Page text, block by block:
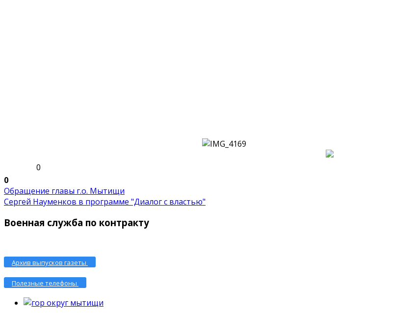
0
0
Обращение главы г.о. Мытищи
Сергей Науменков в программе "Диалог с властью"
Военная служба по контракту
Архив выпусков газеты
Полезные телефоны